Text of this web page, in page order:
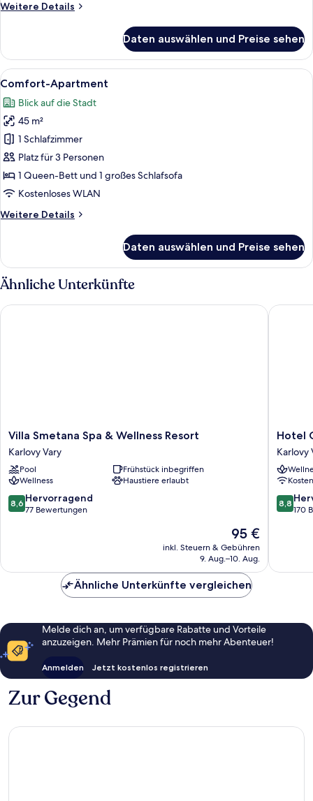
Weitere Details
Weitere
Zweibettzimmer
Daten auswählen und Preise sehen
Alle
Fotos
für
Comfort-
Apartment
anzeigen
Ein Hotelzimmer mit einem Bett,
9
Comfort-Apartment
Blick auf die Stadt
45 m²
1 Schlafzimmer
Platz für 3 Personen
1 Queen-Bett und 1 großes Schlafsofa
Kostenloses WLAN
Weitere Details
Weitere
Apartment
Daten auswählen und Preise sehen
Ähnliche Unterkünfte
Villa
Smetana
Spa
&
Wellness
Resort
Karlovy
Villa Smetana Spa & Wellness Resort
Karlovy Vary
Pool
Frühstück inbegriffen
Wellness
Haustiere erlaubt
8.6
von
8,6 Hervorragend
77 Bewertungen
Der
Preis
beträgt
95 €
inkl. Steuern & Gebühren
9. Aug.–10. Aug.
Villa Smetana Spa & Wellness Resort
Hotel
Golden
Lamb
Karlovy
Vary
Hotel
Karlovy
8.8
von
8,8
170
Hotel
Ähnliche Unterkünfte vergleichen
Melde dich an, um verfügbare Rabatte und Vorteile
anzuzeigen. Mehr Prämien für noch mehr Abenteuer!
Anmelden Jetzt kostenlos registrieren
Zur Gegend